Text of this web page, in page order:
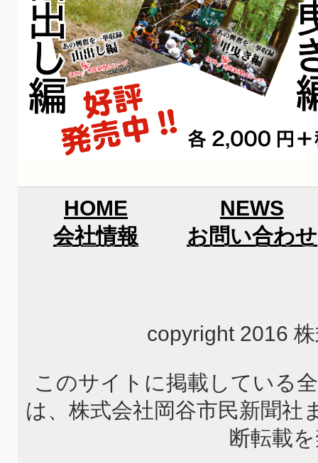
HOME
NEWS
会社情報
お問い合わせ
copyright 2016
このサイトに掲載している
は、株式会社岡谷市民新聞社
断転載